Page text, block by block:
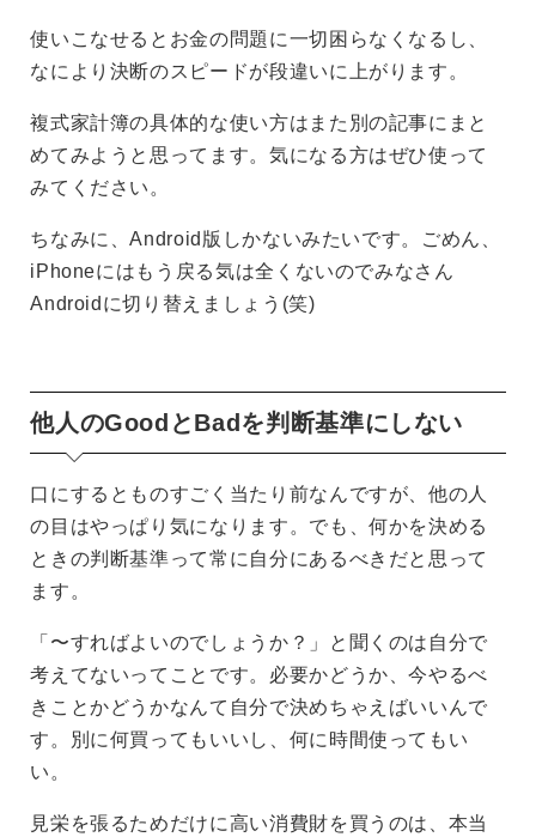
使いこなせるとお金の問題に一切困らなくなるし、
なにより決断のスピードが段違いに上がります。
複式家計簿の具体的な使い方はまた別の記事にまと
めてみようと思ってます。気になる方はぜひ使って
みてください。
ちなみに、Android版しかないみたいです。ごめん、
iPhoneにはもう戻る気は全くないのでみなさん
Androidに切り替えましょう(笑)
他人のGoodとBadを判断基準にしない
口にするとものすごく当たり前なんですが、他の人
の目はやっぱり気になります。でも、何かを決める
ときの判断基準って常に自分にあるべきだと思って
ます。
「〜すればよいのでしょうか？」と聞くのは自分で
考えてないってことです。必要かどうか、今やるべ
きことかどうかなんて自分で決めちゃえばいいんで
す。別に何買ってもいいし、何に時間使ってもい
い。
見栄を張るためだけに高い消費財を買うのは、本当